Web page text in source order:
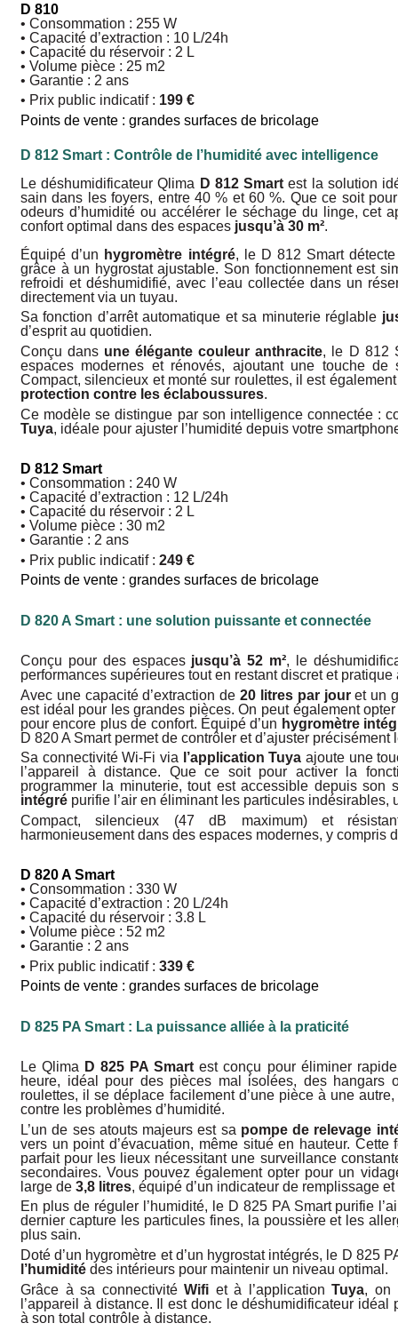
D 810
• Consommation : 255 W
• Capacité d’extraction : 10 L/24h
• Capacité du réservoir : 2 L
• Volume pièce : 25 m2
• Garantie : 2 ans
• Prix public indicatif : 199 €
Points de vente : grandes surfaces de bricolage
D 812 Smart : Contrôle de l’humidité avec intelligence
Le déshumidificateur Qlima D 812 Smartest la solution
sain dans les foyers, entre 40 % et 60 %. Que ce soit
odeurs d’humidité ou accélérer le séchage du linge, cet
confort optimal dans des espaces jusqu’à 30 m².
Équipé d’un hygromètre intégré, le D 812 Smart
grâce à un hygrostat ajustable. Son fonctionnement est
refroidi et déshumidifié, avec l’eau collectée dans un
directement via un tuyau.
Sa fonction d’arrêt automatique et sa minuterie réglable
d’esprit au quotidien.
Conçu dans une élégante couleur anthracite, le D 812
espaces modernes et rénovés, ajoutant une touche de
Compact, silencieux et monté sur roulettes, il est
protection contre les éclaboussures.
Ce modèle se distingue par son intelligen­ce connectée :
Tuya, idéale pour ajuster l’humidité depuis votre
D 812 Smart
• Consommation : 240 W
• Capacité d’extraction : 12 L/24h
• Capacité du réservoir : 2 L
• Volume pièce : 30 m2
• Garantie : 2 ans
• Prix public indicatif : 249 €
Points de vente : grandes surfaces de bricolage
D 820 A Smart : une solution puissante et connectée
Conçu pour des espaces jusqu’à 52 m², le
performances supérieures tout en restant discret et pratique
Avec une capacité d’extraction de20 litres par jouret un
est idéal pour les grandes pièces. On peut également
pour encore plus de confort. Équi­pé d’un hygromètre
D 820 A Smart permet de contrôler et d’ajuster
Sa connectivité Wi-Fi via
l’application Tuyaajoute une
l’appareil à distance. Que ce soit pour activer la
programmer la minute­rie, tout est accessible depuis son
intégré purifie l’air en éliminant les particules indé­sirables,
Compact, silencieux (47 dB maximum) et
harmonieusement dans des espaces mo­dernes, y compris
D 820 A Smart
• Consommation : 330 W
• Capacité d’extraction : 20 L/24h
• Capacité du réservoir : 3.8 L
• Volume pièce : 52 m2
• Garantie : 2 ans
• Prix public indicatif : 339 €
Points de vente : grandes surfaces de bricolage
D 825 PA Smart : La puissance alliée à la praticité
Le Qlima D 825 PA Smartest conçu pour éliminer
heure, idéal pour des pièces mal isolées, des hangars
roulettes, il se déplace facilement d’une pièce à une
contre les problèmes d’humidité.
L’un de ses atouts majeurs est sa pom­pe de relevage
vers un point d’évacua­tion, même situé en hauteur.
parfait pour les lieux nécessitant une surveillance
secondaires. Vous pouvez égale­ment opter pour un
large de 3,8 litres, équipé d’un indicateur de remplissa­ge
En plus de réguler l’humidité, le D 825 PA Smart purifie
dernier capture les particu­les fines, la poussière et les
plus sain.
Doté d’un hygromètre et d’un hygrostat intégrés, le D 825
l’humidité des in­térieurs pour maintenir un niveau optimal.
Grâce à sa connectivité Wifi et à l’ap­plication Tuya, on
l’appareil à distance. Il est donc le déshumidificateur
à son total contrôle à distance.